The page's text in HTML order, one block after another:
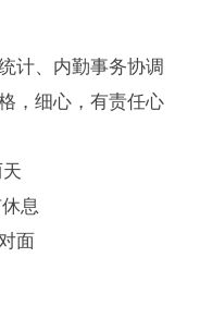
计、内勤事务协调
，细心，有责任心
息
面
的信息，谢谢